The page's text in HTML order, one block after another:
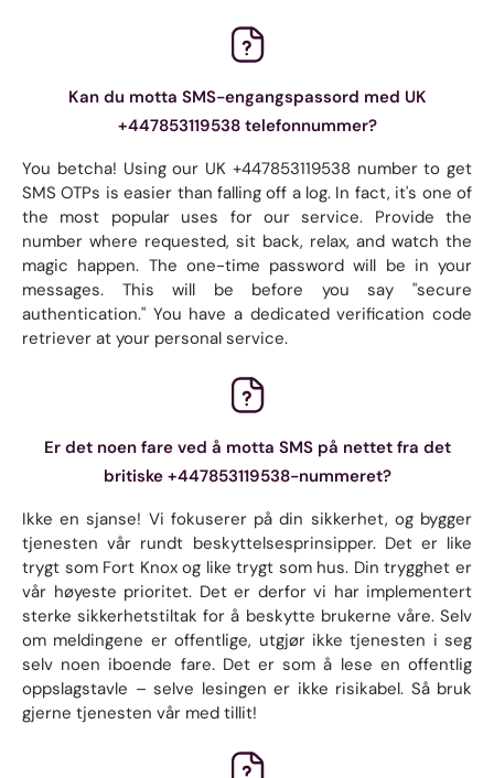
Kan du motta SMS-engangspassord med UK
+447853119538 telefonnummer?
You betcha! Using our UK +447853119538 number to get
SMS OTPs is easier than falling off a log. In fact, it's one of
the most popular uses for our service. Provide the
number where requested, sit back, relax, and watch the
magic happen. The one-time password will be in your
messages. This will be before you say "secure
authentication." You have a dedicated verification code
retriever at your personal service.
Er det noen fare ved å motta SMS på nettet fra det
britiske +447853119538-nummeret?
Ikke en sjanse! Vi fokuserer på din sikkerhet, og bygger
tjenesten vår rundt beskyttelsesprinsipper. Det er like
trygt som Fort Knox og like trygt som hus. Din trygghet er
vår høyeste prioritet. Det er derfor vi har implementert
sterke sikkerhetstiltak for å beskytte brukerne våre. Selv
om meldingene er offentlige, utgjør ikke tjenesten i seg
selv noen iboende fare. Det er som å lese en offentlig
oppslagstavle – selve lesingen er ikke risikabel. Så bruk
gjerne tjenesten vår med tillit!